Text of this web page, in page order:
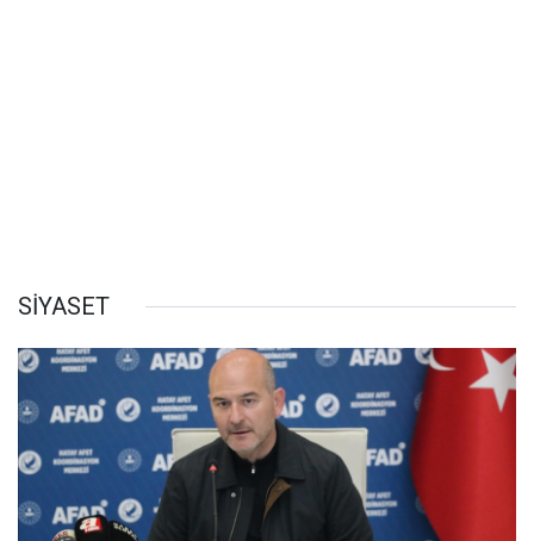
SİYASET